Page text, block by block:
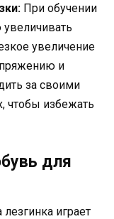
При обучении
увеличение
и
за своими
чтобы избежать
для
играет